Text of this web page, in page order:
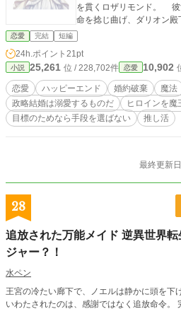
を貫くロザリモンド。 彼女は、死ぬまで一度も会えない運
命を捻じ曲げ、ダリオン
『針千本』の呪いをかけ
ま徐々に恋の沼にはまって
気付かないロザリモン
とにかくポジティブ悪役
め奉られるお話。 ダリオン殿下はロザリモンドコンプレッ
クスの影響でどうしょうも
と調教されていきます。
忠犬、狼です。
恋愛 完結 短編
24h.ポイント 21pt
小説 25,261 位 / 228,702件 恋愛 10,902
恋愛 ハッピーエンド 婚約破棄 魔法
政略結婚は溺愛するものだ
ヒロインを魔
目標のためなら手段を選ばない
推し活
最終更新
28
追放された万能メイド 逆異世界
ジャー？！
水ペン
王宮の冷たい廊下で、ノエルは静かに頭を下げた。 長年仕えた主 国
いわたされたのは、感謝ではなく追放命令。 完璧すぎる気遣いも、先回りする